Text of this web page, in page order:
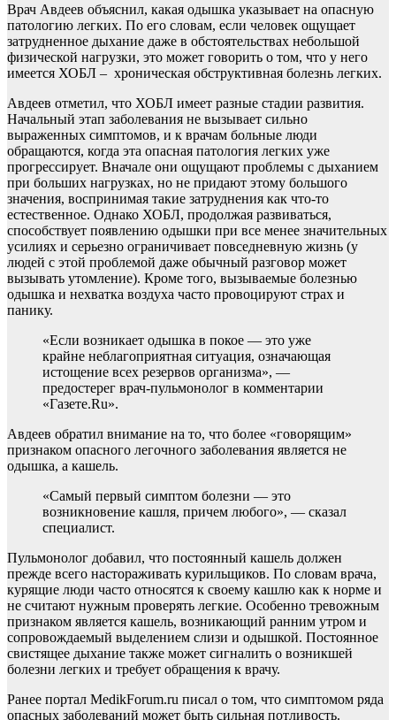
Врач Авдеев объяснил, какая одышка указывает на опасную
патологию легких. По его словам, если человек ощущает
затрудненное дыхание даже в обстоятельствах небольшой
физической нагрузки, это может говорить о том, что у него
имеется ХОБЛ – хроническая обструктивная болезнь легких.
Авдеев отметил, что ХОБЛ имеет разные стадии развития.
Начальный этап заболевания не вызывает сильно
выраженных симптомов, и к врачам больные люди
обращаются, когда эта опасная патология легких уже
прогрессирует. Вначале они ощущают проблемы с дыханием
при больших нагрузках, но не придают этому большого
значения, воспринимая такие затруднения как что-то
естественное. Однако ХОБЛ, продолжая развиваться,
способствует появлению одышки при все менее значительных
усилиях и серьезно ограничивает повседневную жизнь (у
людей с этой проблемой даже обычный разговор может
вызывать утомление). Кроме того, вызываемые болезнью
одышка и нехватка воздуха часто провоцируют страх и
панику.
«Если возникает одышка в покое — это уже
крайне неблагоприятная ситуация, означающая
истощение всех резервов организма», —
предостерег врач-пульмонолог в комментарии
«Газете.Ru».
Авдеев обратил внимание на то, что более «говорящим»
признаком опасного легочного заболевания является не
одышка, а кашель.
«Самый первый симптом болезни — это
возникновение кашля, причем любого», — сказал
специалист.
Пульмонолог добавил, что постоянный кашель должен
прежде всего настораживать курильщиков. По словам врача,
курящие люди часто относятся к своему кашлю как к норме и
не считают нужным проверять легкие. Особенно тревожным
признаком является кашель, возникающий ранним утром и
сопровождаемый выделением слизи и одышкой. Постоянное
свистящее дыхание также может сигналить о возникшей
болезни легких и требует обращения к врачу.
Ранее портал MedikForum.ru писал о том, что симптомом ряда
опасных заболеваний может быть сильная потливость.